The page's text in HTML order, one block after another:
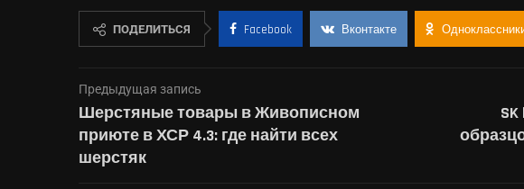
ПОДЕЛИТЬСЯ Facebook Вконтакте
Предыдущая запись
Шерстяные товары в Живописном
приюте в ХСР 4.3: где найти всех
шерстяк